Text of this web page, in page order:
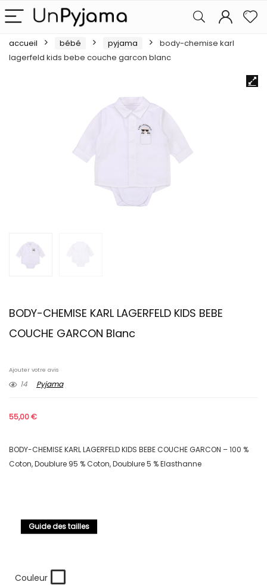
accueil bébé pyjama
body-chemise karl
lagerfeld kids bebe couche garcon blanc
BODY-CHEMISE KARL LAGERFELD KIDS BEBE
COUCHE GARCON Blanc
Ajouter votre avis
14 Pyjama
55,00€
BODY-CHEMISE KARL LAGERFELD KIDS BEBE COUCHE GARCON – 100 %
Coton, Doublure 95 % Coton, Doublure 5 % Elasthanne
Guide des tailles
Couleur